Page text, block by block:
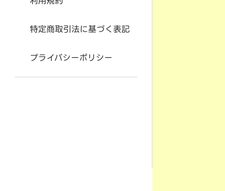
特定商取引法に基づく表記
プライバシーポリシー